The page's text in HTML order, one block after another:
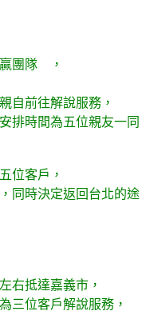
團隊 ，
自前往解說服務，
時間為五位親友一同
位客戶，
同時決定返回台北的途
右抵達嘉義市，
三位客戶解說服務，